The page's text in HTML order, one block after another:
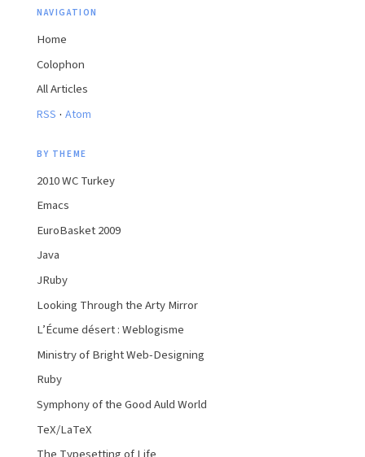
NAVIGATION
Home
Colophon
All Articles
RSS · Atom
BY THEME
2010 WC Turkey
Emacs
EuroBasket 2009
Java
JRuby
Looking Through the Arty Mirror
L’Écume désert : Weblogisme
Ministry of Bright Web-Designing
Ruby
Symphony of the Good Auld World
TeX/LaTeX